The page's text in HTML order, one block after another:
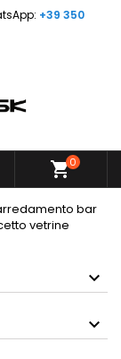
+39 350
shopping_cart0
bar
vetrine